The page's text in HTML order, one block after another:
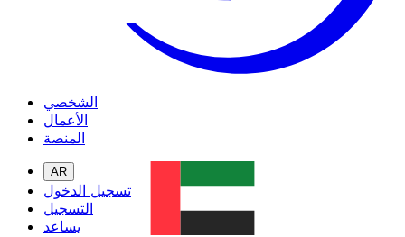
الشخصي
الأعمال
المنصة
AR
تسجيل الدخول
التسجيل
يساعد